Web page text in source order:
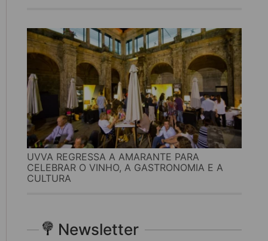
UVVA REGRESSA A AMARANTE PARA
CELEBRAR O VINHO, A GASTRONOMIA E A
CULTURA
Newsletter